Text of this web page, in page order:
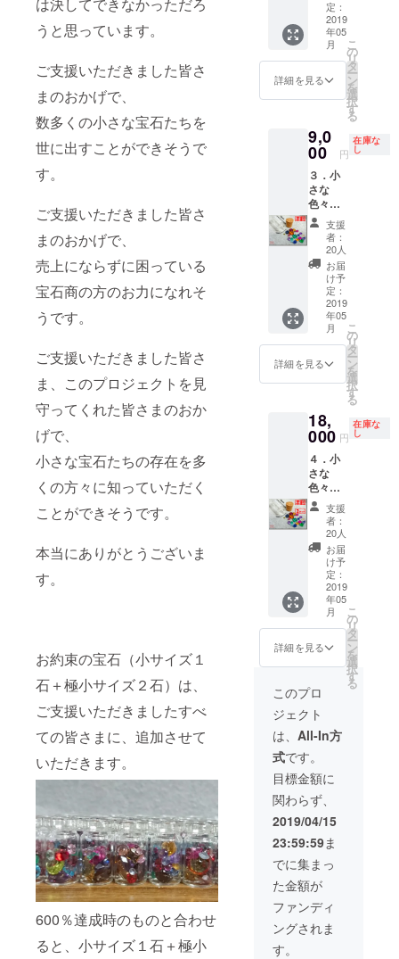
は決してできなかっただろ
うと思っています。
ご支援いただきました皆さ
まのおかげで、
数多くの小さな宝石たちを
世に出すことができそうで
す。
ご支援いただきました皆さ
まのおかげで、
売上にならずに困っている
宝石商の方のお力になれそ
うです。
ご支援いただきました皆さ
ま、このプロジェクトを見
守ってくれた皆さまのおか
げで、
小さな宝石たちの存在を多
くの方々に知っていただく
ことができそうです。
本当にありがとうございま
す。
お約束の宝石（小サイズ１
石＋極小サイズ２石）は、
ご支援いただきましたすべ
ての皆さまに、追加させて
いただきます。
600％達成時のものと合わせ
ると、小サイズ１石＋極小
サイズ
（3mm
以上）
数量1.5
代替さ
せてい
す。サ
イズや
数量は
おまか
りま
す。 ※
上、や
むを得
ず中サ
イズ
（4mm
以上）
を既定
の数量
ご用意
できな
い場合
は、小
サイズ
（3mm
以上）
倍にて
代替さ
ます。
まかせ
となり
ます。
特別価
格
20,000
込） ※
特典と
して最
終的な
総支援
金額に
よって
宝石を
追加封
入いた
しま
す。サ
イズや
数量は
おまか
りま
す。 ※
上、や
むを得
ず中サ
イズ
（4mm
以上）
を既定
の数量
ご用意
できな
い場合
は、小
サイズ
（3mm
以上）
倍にて
代替さ
ただき
ます。
（3mm
以上）2
石 ・極
小サイ
ズ
（3mm
小瓶に
入れて
お届け
しま
す。 宝
石の種
類や
形、大
きさ、
色はお
まかせ
となり
ます。
早割特
別価
格
4,500円
特典と
して最
終的な
総支援
金額に
よって
宝石を
追加封
入いた
しま
す。サ
イズや
数量は
おまか
せとな
す。 ※
商品の
上、や
むを得
ず中サ
イズ
以上）
を既定
の数量
ご用意
できな
い場合
は、小
サイズ
（3mm
以上）
数量1.5
倍にて
代替さ
（品
番：
M1902-
10-2）
小さな
宝石た
ちの中
から、
な色」
の宝石
を選別
しまし
た。 ・
中サイ
ズ
（4mm
以上）2
石 ・小
サイズ
（3mm
以上）2
石 ・極
小サイ
ズ
（3mm
小瓶に
入れた
ものを
２セッ
トお届
けしま
す。 宝
石の種
類や
形、大
きさ、
色はお
まかせ
となり
ます。
早割特
別価
9,000円
（税・
込） ※
特典と
して最
終的な
総支援
金額に
よって
宝石を
入いた
しま
す。サ
イズや
数量は
おまか
せとな
定：
2019
年05
月
詳細を見る
こ
の
リ
タ
ー
ン
を
選
択
す
る
9,0
00 円
在庫な
し
３．小
さな
色々な
宝石た
ち「20
石」
【早
割】
（品
番：
M1902-
20-1）
小さな
宝石た
ちの中
から、
な色」
の宝石
を選別
しまし
た。 ・
中サイ
ズ
（4mm
以上）5
石 ・小
サイズ
（3mm
以上）5
石 ・極
小サイ
ズ
（3mm
計20石
を小瓶
に入れ
てお届
けしま
す。 宝
石の種
類や
形、大
きさ、
色はお
まかせ
となり
ます。
早割特
別価
格
9,000円
支援
者：
20人
お届
け予
定：
2019
年05
月
詳細を見る
こ
の
リ
タ
ー
ン
を
選
択
す
る
18,
000 円
在庫な
し
４．小
さな
色々な
宝石た
ち「20
石」×２
【早
割】
（品
番：
M1902-
20-2）
小さな
宝石た
ちの中
から、
「様々
な色」
の宝石
を選別
しまし
た。 ・
中サイ
ズ
（4mm
以上）5
石 ・小
サイズ
（3mm
以上）5
石 ・極
小サイ
ズ
（3mm
支援
者：
20人
お届
け予
定：
2019
年05
月
詳細を見る
こ
の
リ
タ
ー
ン
を
選
択
す
る
このプロ
ジェクト
は、 All-In方
式です。
目標金額に
関わらず、
2019/04/15
23:59:59ま
でに集まっ
た金額が
ファンディ
ングされま
す。